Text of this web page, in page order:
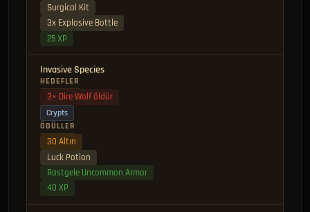
Surgical Kit
3x Explosive Bottle
25 XP
Invasive Species
HEDEFLER
3× Dire Wolf öldür
Crypts
ÖDÜLLER
30 Altın
Luck Potion
Rastgele Uncommon Armor
40 XP